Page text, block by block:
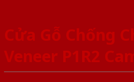
Cửa Gỗ Chống
Veneer P1R2